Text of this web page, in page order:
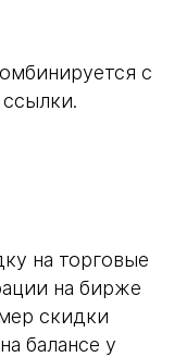
с
на торговые
на бирже
скидки
балансе у